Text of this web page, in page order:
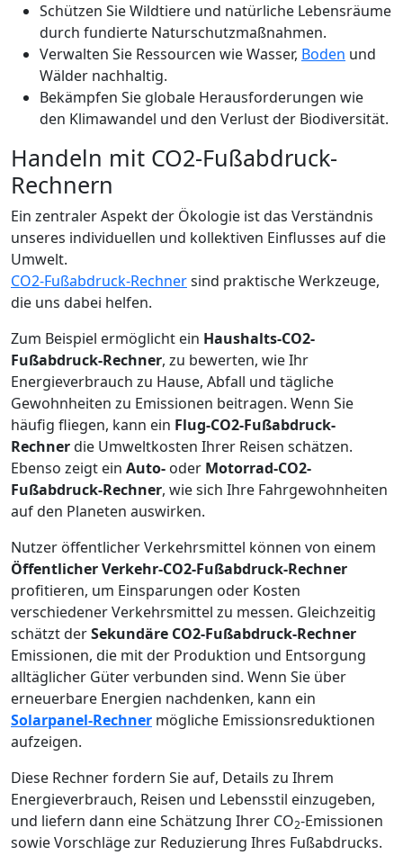
Schützen Sie Wildtiere und natürliche Lebensräume
durch fundierte Naturschutzmaßnahmen.
Verwalten Sie Ressourcen wie Wasser, Boden und
Wälder nachhaltig.
Bekämpfen Sie globale Herausforderungen wie
den Klimawandel und den Verlust der Biodiversität.
Handeln mit CO2-Fußabdruck-
Rechnern
Ein zentraler Aspekt der Ökologie ist das Verständnis
unseres individuellen und kollektiven Einflusses auf die
Umwelt.
CO2-Fußabdruck-Rechnersind praktische Werkzeuge,
die uns dabei helfen.
Zum Beispiel ermöglicht ein Haushalts-CO2-
Fußabdruck-Rechner, zu bewerten, wie Ihr
Energieverbrauch zu Hause, Abfall und tägliche
Gewohnheiten zu Emissionen beitragen. Wenn Sie
häufig fliegen, kann ein Flug-CO2-Fußabdruck-
Rechnerdie Umweltkosten Ihrer Reisen schätzen.
Ebenso zeigt ein Auto- oder Motorrad-CO2-
Fußabdruck-Rechner, wie sich Ihre Fahrgewohnheiten
auf den Planeten auswirken.
Nutzer öffentlicher Verkehrsmittel können von einem
Öffentlicher Verkehr-CO2-Fußabdruck-Rechner
profitieren, um Einsparungen oder Kosten
verschiedener Verkehrsmittel zu messen. Gleichzeitig
schätzt derSekundäre CO2-Fußabdruck-Rechner
Emissionen, die mit der Produktion und Entsorgung
alltäglicher Güter verbunden sind. Wenn Sie über
erneuerbare Energien nachdenken, kann ein
Solarpanel-Rechner mögliche Emissionsreduktionen
aufzeigen.
Diese Rechner fordern Sie auf, Details zu Ihrem
Energieverbrauch, Reisen und Lebensstil einzugeben,
und liefern dann eine Schätzung Ihrer CO2-Emissionen
sowie Vorschläge zur Reduzierung Ihres Fußabdrucks.